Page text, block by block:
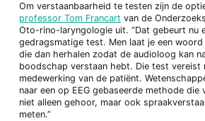
Om verstaanbaarheid te testen zijn de
professor Tom Francart van de
Oto-rino-laryngologie uit. “Dat gebeurt nu
gedragsmatige test. Men laat je een
die dan herhalen zodat de audioloog kan
boodschap verstaan hebt. Die test vereist
medewerking van de patiënt.
naar een op EEG gebaseerde methode
niet alleen gehoor, maar ook
meten.”